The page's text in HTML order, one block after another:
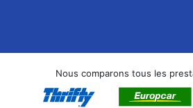
Nous comparons tous les